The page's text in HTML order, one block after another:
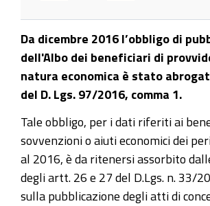
Da dicembre 2016 l’obbligo di
dell'Albo dei beneficiari di
natura economica è stato
del D. Lgs. 97/2016, comma 1.
Tale obbligo, per i dati riferiti ai
sovvenzioni o aiuti economici dei
al 2016, è da ritenersi assorbito
degli artt. 26 e 27 del D.Lgs. n. 33/
sulla pubblicazione degli atti di